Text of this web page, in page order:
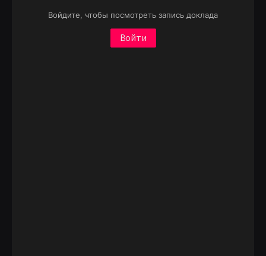
Войдите, чтобы посмотреть запись доклада
Войти